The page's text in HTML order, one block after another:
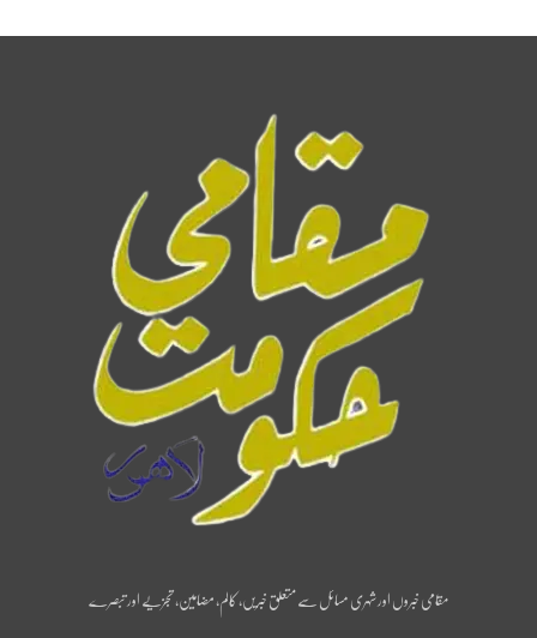
مقامی خبروں اور شہری مسائل سے متعلق خبریں، کالم، مضامین، تجزیے اور تبصرے